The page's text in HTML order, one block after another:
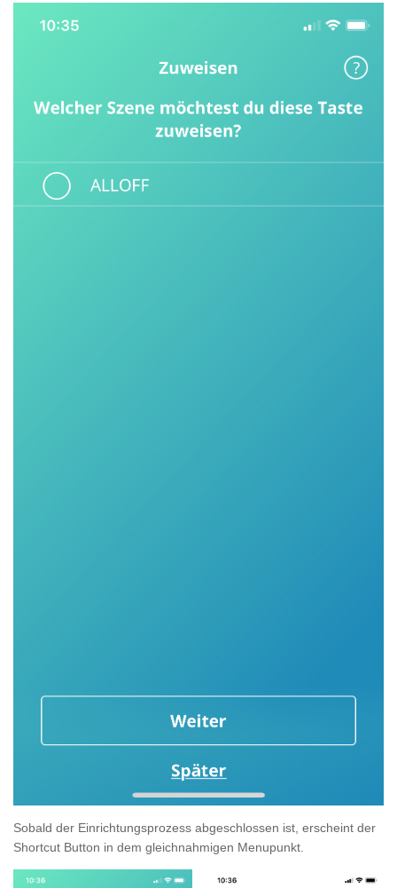
Sobald der Einrichtungsprozess abgeschlossen ist, erscheint der
Shortcut Button in dem gleichnahmigen Menupunkt.